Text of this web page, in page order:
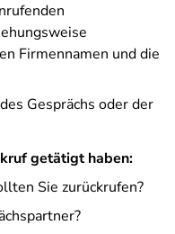
Firmennamen und die
Gesprächs oder der
getätigt haben:
Sie zurückrufen?